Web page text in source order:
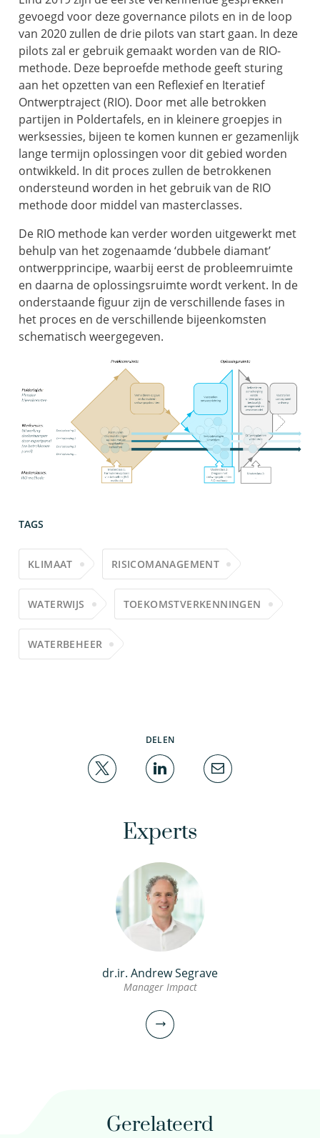
gevoegd voor deze governance pilots en in de loop
van 2020 zullen de drie pilots van start gaan. In deze
pilots zal er gebruik gemaakt worden van de RIO-
methode. Deze beproefde methode geeft sturing
aan het opzetten van een Reflexief en Iteratief
Ontwerptraject (RIO). Door met alle betrokken
partijen in Poldertafels, en in kleinere groepjes in
werksessies, bijeen te komen kunnen er gezamenlijk
lange termijn oplossingen voor dit gebied worden
ontwikkeld. In dit proces zullen de betrokkenen
ondersteund worden in het gebruik van de RIO
methode door middel van masterclasses.
De RIO methode kan verder worden uitgewerkt met
behulp van het zogenaamde ‘dubbele diamant’
ontwerpprincipe, waarbij eerst de probleemruimte
en daarna de oplossingsruimte wordt verkent. In de
onderstaande figuur zijn de verschillende fases in
het proces en de verschillende bijeenkomsten
schematisch weergegeven.
TAGS
KLIMAAT RISICOMANAGEMENT
WATERWIJS TOEKOMSTVERKENNINGEN
WATERBEHEER
DELEN
Experts
dr.ir. Andrew Segrave
Manager Impact
Gerelateerd